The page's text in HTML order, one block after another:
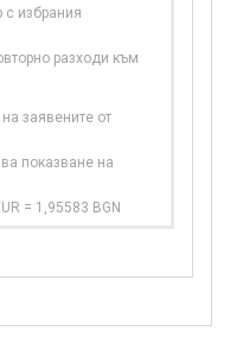
с избрания
разходи към
заявените от
показване на
= 1,95583 BGN